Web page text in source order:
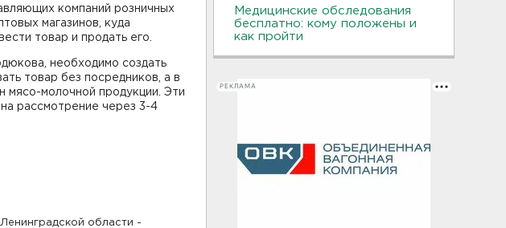
компаний розничных
магазинов, куда
товар и продать его.
необходимо создать
товар без посредников, а в
мясо-молочной продукции. Эти
рассмотрение через 3-4
области -
Медицинские обследования
бесплатно: кому положены и
как пройти
РЕКЛАМА